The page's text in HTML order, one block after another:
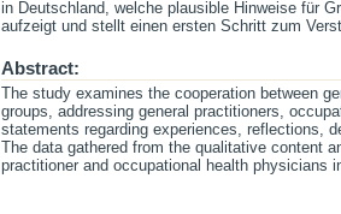
in Deutschland, welche plausible Hinweise für
aufzeigt und stellt einen ersten Schritt zum
Abstract:
The study examines the cooperation between
groups, addressing general practitioners,
statements regarding experiences, reflections,
The data gathered from the qualitative content
practitioner and occupational health physicians